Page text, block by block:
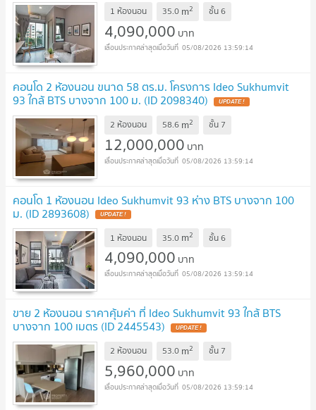
1 ห้องนอน 35.0 m2 ชั้น6
4,090,000 บาท
05/08/2026 13:59:14
คอนโด 2 ห้องนอน ขนาด 58 ตร.ม. โครงการ Ideo Sukhumvit
93 ใกล้ BTS บางจาก 100 ม. (ID 2098340)
2 ห้องนอน 58.6 m2 ชั้น 7
12,000,000 บาท
05/08/2026 13:59:14
คอนโด 1 ห้องนอน Ideo Sukhumvit 93 ห่าง BTS บางจาก 100
ม. (ID 2893608)
1 ห้องนอน 35.0 m2 ชั้น6
4,090,000 บาท
05/08/2026 13:59:14
ขาย 2 ห้องนอน ราคาคุ้มค่า ที่ Ideo Sukhumvit 93 ใกล้ BTS
บางจาก 100 เมตร (ID 2445543)
2 ห้องนอน 53.0 m2 ชั้น 7
5,960,000 บาท
05/08/2026 13:59:14